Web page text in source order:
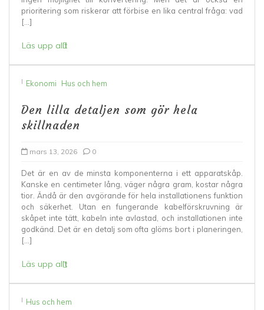
prioritering som riskerar att förbise en lika central fråga: vad
[…]
Läs upp allt
I Ekonomi Hus och hem
Den lilla detaljen som gör hela
skillnaden
mars 13, 2026 0
Det är en av de minsta komponenterna i ett apparatskåp.
Kanske en centimeter lång, väger några gram, kostar några
tior. Ändå är den avgörande för hela installationens funktion
och säkerhet. Utan en fungerande kabelförskruvning är
skåpet inte tätt, kabeln inte avlastad, och installationen inte
godkänd. Det är en detalj som ofta glöms bort i planeringen,
[…]
Läs upp allt
I Hus och hem